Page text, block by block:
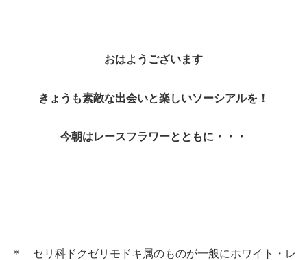
おはようございます
きょうも素敵な出会いと楽しいソーシアルを！
今朝はレースフラワーとともに・・・
＊ セリ科ドクゼリモドキ属のものが一般にホワイト・レ